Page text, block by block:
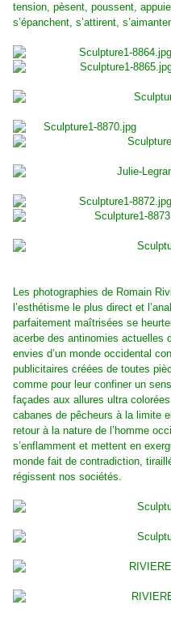
tension, pèsent, poussent,
s’épanchent, s’attirent,
Les photographies de Romain
l’esthétisme le plus direct et
parfaitement maîtrisées se
acerbe des antinomies actuelles
envies d’un monde occidental
publicitaires créées de toutes
comme pour leur confiner un
façades aux allures ultra
cabanes de pêcheurs à la limite
retour à la nature de l’homme
s’enflamment et mettent en
monde fait de contradiction,
régissent nos sociétés.